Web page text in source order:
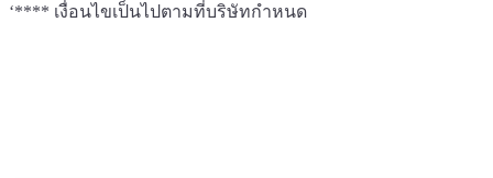
‘**** เงื่อนไขเป็นไปตามที่บริษัทกำหนด